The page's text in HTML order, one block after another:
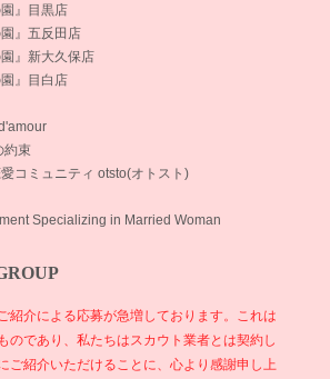
』目黒店
』五反田店
』新大久保店
』目白店
約束
コミュニティ otsto(オトスト)
Specializing in Married Woman
紹介による応募が急増しております。これは
のであり、私たちはスカウト業者とは契約し
ご紹介いただけることに、心より感謝申し上